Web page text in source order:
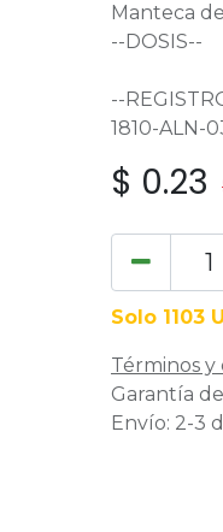
Manteca
--DOSIS--
--
1810-ALN-
$ 0.23
Solo 1103
Términos y
Garantía
Envío: 2-3